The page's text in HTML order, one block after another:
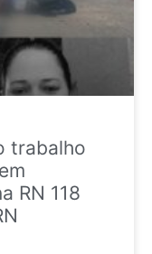
trabalho
RN 118